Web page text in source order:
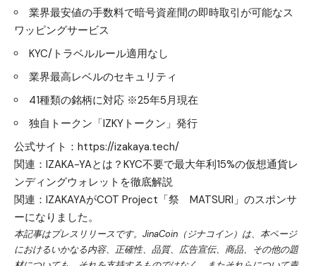
業界最安値の手数料で暗号資産間の即時取引が可能なス
ワッピングサービス
KYC/トラベルルール適用なし
業界最高レベルのセキュリティ
41種類の銘柄に対応 ※25年5月現在
独自トークン「IZKYトークン」発行
公式サイト： https://izakaya.tech/
関連： IZAKA-YAとは？KYC不要で最大年利15%の仮想通貨レ
ンディングウォレットを徹底解説
関連： IZAKAYAがCOT Project「祭 MATSURI」のスポンサ
ーになりました。
本記事はプレスリリースです。JinaCoin（ジナコイン）は、本ページ
におけるいかなる内容、正確性、品質、広告宣伝、商品、その他の題